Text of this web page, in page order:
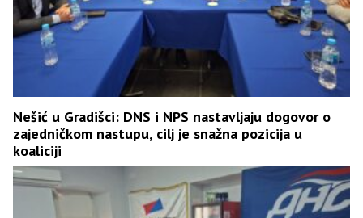
Nešić u Gradišci: DNS i NPS nastavljaju dogovor o
zajedničkom nastupu, cilj je snažna pozicija u
koaliciji